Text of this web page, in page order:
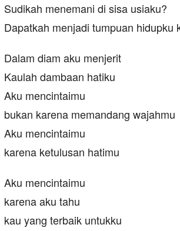
Sudikah menemani di sisa usiaku?
Dapatkah menjadi tumpuan hidupku
Dalam diam aku menjerit
Kaulah dambaan hatiku
Aku mencintaimu
bukan karena memandang wajahmu
Aku mencintaimu
karena ketulusan hatimu
Aku mencintaimu
karena aku tahu
kau yang terbaik untukku